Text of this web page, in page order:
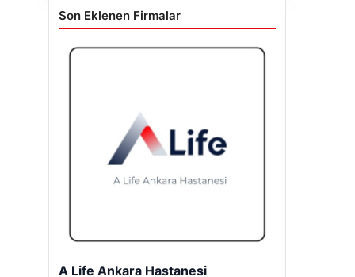
Son Eklenen Firmalar
A Life Ankara Hastanesi